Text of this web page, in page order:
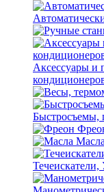
Аксессуары и
Быстросъемы,
Масла